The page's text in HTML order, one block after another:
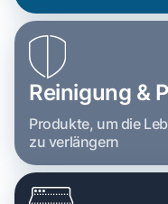
Reinigung &
Produkte, um die
zu verlängern